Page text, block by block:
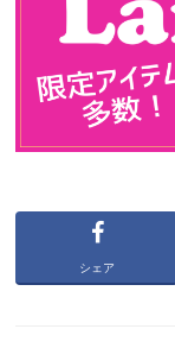
シェア